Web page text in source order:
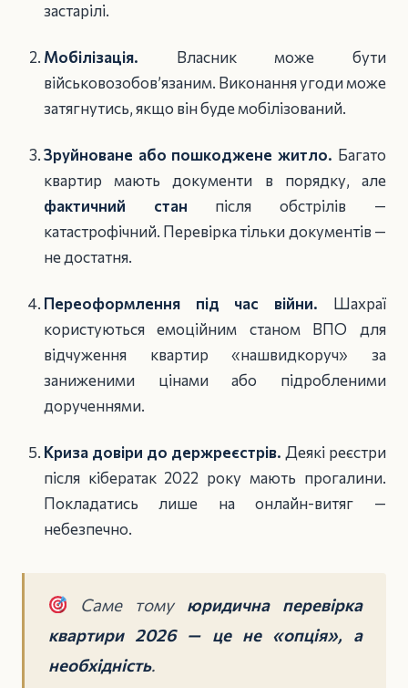
застарілі.
Мобілізація. Власник може бути
військовозобов’язаним. Виконання угоди може
затягнутись, якщо він буде мобілізований.
Зруйноване або пошкоджене житло. Багато
квартир мають документи в порядку, але
фактичний стан після обстрілів —
катастрофічний. Перевірка тільки документів —
не достатня.
Переоформлення під час війни. Шахраї
користуються емоційним станом ВПО для
відчуження квартир «нашвидкоруч» за
заниженими цінами або підробленими
дорученнями.
Криза довіри до держреєстрів. Деякі реєстри
після кібератак 2022 року мають прогалини.
Покладатись лише на онлайн-витяг —
небезпечно.
Саме тому юридична перевірка
квартири 2026 — це не «опція», а
необхідність.